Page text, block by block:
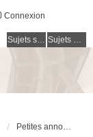
Connexion
Sujets sans réponse Sujets actifs
Petites annonces